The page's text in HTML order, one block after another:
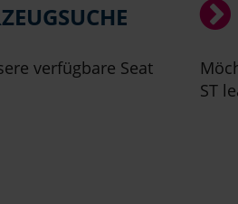
verfügbare Seat
ST